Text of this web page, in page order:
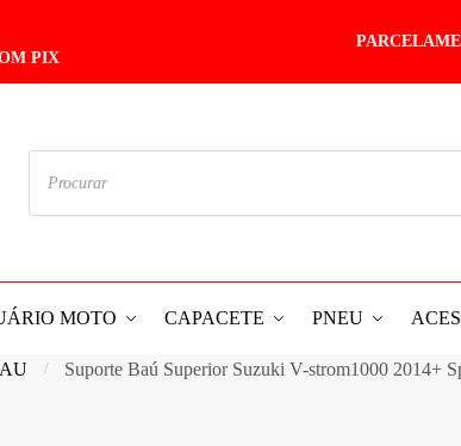
PIX
Pesquisar
produtos
MOTO CAPACETE PNEU
/ Suporte Baú Superior Suzuki V-strom1000 2014+